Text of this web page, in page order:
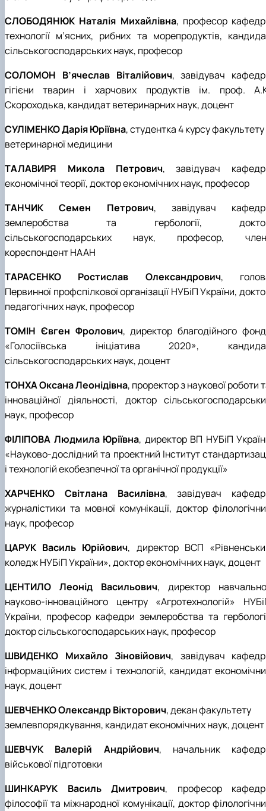
СЛОБОДЯНЮК Наталія Михайлівна, професор
технології м’ясних, рибних та морепродуктів,
сільськогосподарських наук, професор
СОЛОМОН В’ячеслав Віталійович, завідувач
гігієни тварин і харчових продуктів ім. проф.
Скороходька, кандидат ветеринарних наук, доцент
СУЛІМЕНКО Дарія Юріївна, студентка 4 курсу факультету
ветеринарної медицини
ТАЛАВИРЯ Микола Петрович, завідувач
економічної теорії, доктор економічних наук, професор
ТАНЧИК Семен Петрович, завідувач
землеробства та гербології,
сільськогосподарських наук, професор,
кореспондент НААН
ТАРАСЕНКО Ростислав Олександрович,
Первинної профспілкової організації НУБіП України,
педагогічних наук, професор
ТОМІН Євген Фролович, директор благодійного
«Голосіївська ініціатива 2020»,
сільськогосподарських наук, доцент
ТОНХА Оксана Леонідівна, проректор з наукової роботи
інноваційної діяльності, доктор
наук, професор
ФІЛІПОВА Людмила Юріївна, директор ВП НУБіП
«Науково-дослідний та проектний Інститут
і технологій екобезпечної та органічної продукції»
ХАРЧЕНКО Світлана Василівна, завідувач
журналістики та мовної комунікації, доктор
наук, професор
ЦАРУК Василь Юрійович, директор ВСП
коледж НУБіП України», доктор економічних наук, доцент
ЦЕНТИЛО Леонід Васильович, директор
науково-інноваційного центру «Агротехнологій»
України, професор кафедри землеробства та
доктор сільськогосподарських наук, професор
ШВИДЕНКО Михайло Зіновійович, завідувач
інформаційних систем і технологій, кандидат
наук, доцент
ШЕВЧЕНКО Олександр Вікторович, декан факультету
землевпорядкування, кандидат економічних наук, доцент
ШЕВЧУК Валерій Андрійович, начальник
військової підготовки
ШИНКАРУК Василь Дмитрович, професор
філософії та міжнародної комунікації, доктор